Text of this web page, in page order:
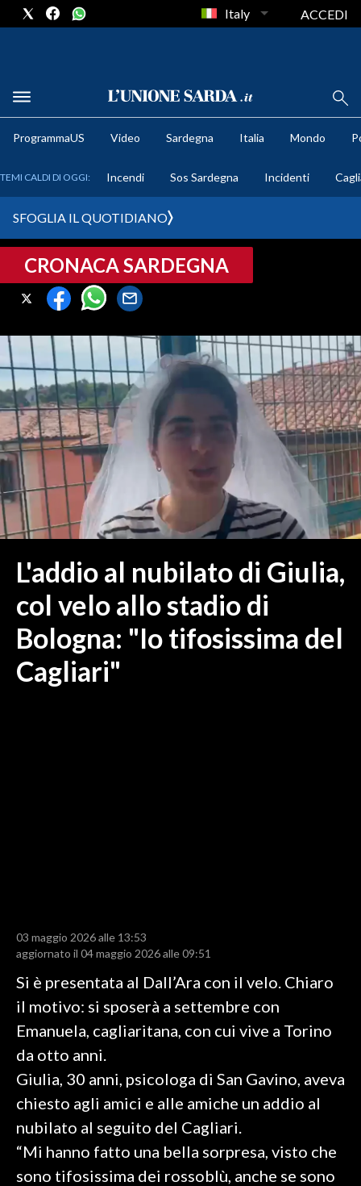
METEO
CRONACA SARDEGNA
CAGLIARI
SULCIS IGLESIENTE
MEDIO CAMPIDANO
ORISTANO E PROVINCIA
SASSARI E PROVINCIA
GALLURA
NUORO E PROVINCIA
OGLIASTRA
AGENDA
ITALIA
MONDO
POLITICA
ECONOMIA
BASKET
MOTORI
CULTURA
GOSSIP
Italy ACCEDI
ProgrammaUS Video Sardegna Italia Mondo
TEMI CALDI DI OGGI: Incendi Sos Sardegna Incidenti
SFOGLIA IL QUOTIDIANO
CRONACA SARDEGNA
L'addio al nubilato di Giulia,
col velo allo stadio di
Bologna: "Io tifosissima del
Cagliari"
03 maggio 2026 alle 13:53
aggiornato il 04 maggio 2026 alle 09:51
Si è presentata al Dall’Ara con il velo. Chiaro
il motivo: si sposerà a settembre con
Emanuela, cagliaritana, con cui vive a Torino
da otto anni.
Giulia, 30 anni, psicologa di San Gavino, aveva
chiesto agli amici e alle amiche un addio al
nubilato al seguito del Cagliari.
“Mi hanno fatto una bella sorpresa, visto che
sono tifosissima dei rossoblù, anche se sono